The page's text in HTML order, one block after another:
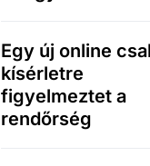
Egy új online
kísérletre
figyelmeztet a
rendőrség